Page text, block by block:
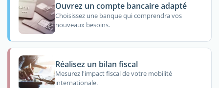
Ouvrez un compte bancaire adapté
Choisissez une banque qui comprendra vos
nouveaux besoins.
Réalisez un bilan fiscal
Mesurez l'impact fiscal de votre mobilité
internationale.